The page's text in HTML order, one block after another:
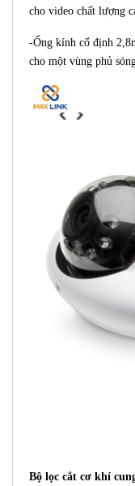
cho video chất lượng
-Ống kính cố định
cho một vùng phủ
Bộ lọc cắt cơ khí